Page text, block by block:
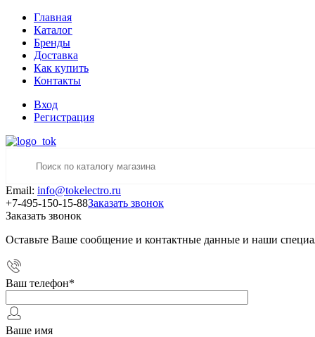
Главная
Каталог
Бренды
Доставка
Как купить
Контакты
Вход
Регистрация
Email: info@tokelectro.ru
+7-495-150-15-88Заказать звонок
Заказать звонок
Оставьте Ваше сообщение и контактные данные и наши
Ваш телефон*
Ваше имя